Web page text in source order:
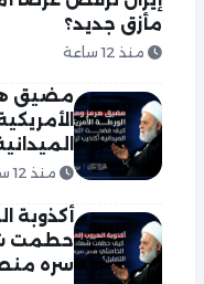
مأزق جديد؟
منذ 12 ساعة
مضيق
منذ 12 ساعة
أكذوبة
حطمت
سره